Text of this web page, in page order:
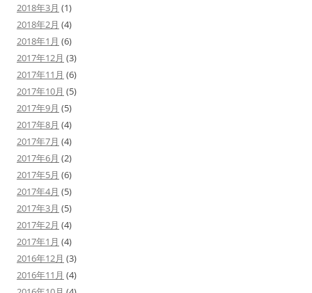
2018年3月 (1)
2018年2月 (4)
2018年1月 (6)
2017年12月 (3)
2017年11月 (6)
2017年10月 (5)
2017年9月 (5)
2017年8月 (4)
2017年7月 (4)
2017年6月 (2)
2017年5月 (6)
2017年4月 (5)
2017年3月 (5)
2017年2月 (4)
2017年1月 (4)
2016年12月 (3)
2016年11月 (4)